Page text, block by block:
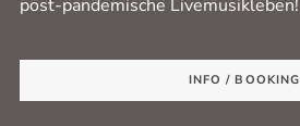
post-pandemische Livemusikleben!
INFO / BOOKING